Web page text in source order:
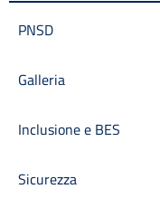
PNSD
Galleria
Inclusione e BES
Sicurezza